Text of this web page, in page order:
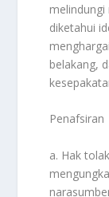
diketahui
belakang,
Penafsiran
a. Hak